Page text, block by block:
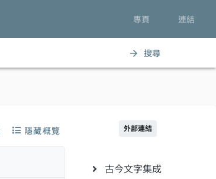
專頁 連結
arrow_forward 搜尋
隱藏概覽 外部連結
古今文字集成